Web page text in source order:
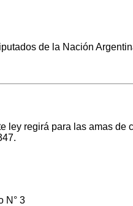
de la Nación
ley regirá para las amas
N° 3